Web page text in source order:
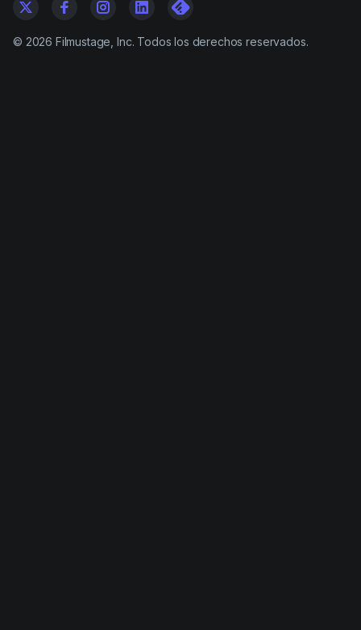
© 2026 Filmustage, Inc. Todos los derechos reservados.